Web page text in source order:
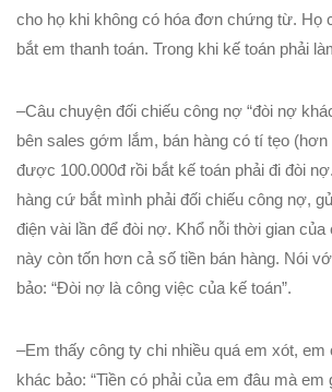
cho họ khi không có hóa đơn chứng từ. Họ
bắt em thanh toán. Trong khi kế toán phải
–Câu chuyện đối chiếu công nợ “đòi nợ
bên sales gớm lắm, bán hàng có tí tẹo
được 100.000đ rồi bắt kế toán phải đi đòi
hàng cứ bắt mình phải đối chiếu công nợ,
điện vài lần để đòi nợ. Khổ nỗi thời gian
này còn tốn hơn cả số tiền bán hàng. Nói
bảo: “Đòi nợ là công việc của kế toán”.
–Em thấy công ty chi nhiều quá em xót, em
khác bảo: “Tiền có phải của em đâu mà